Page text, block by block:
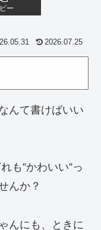
ー
2026.07.25
んて書けばいい
も”かわいい”っ
んか？
んにも、ときに